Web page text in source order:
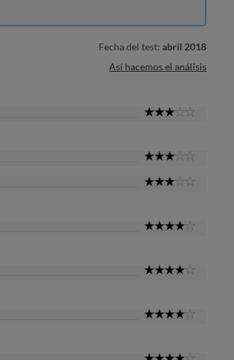
Fecha del test: abril 2018
Así hacemos el análisis